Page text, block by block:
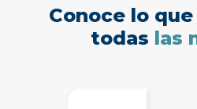
Conoce lo
todas las